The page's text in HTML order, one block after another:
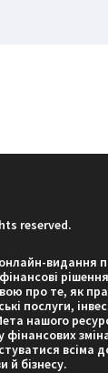
reserved.
видання
про те, як
послуги,
нашого
фінансових
всіма
й бізнесу.